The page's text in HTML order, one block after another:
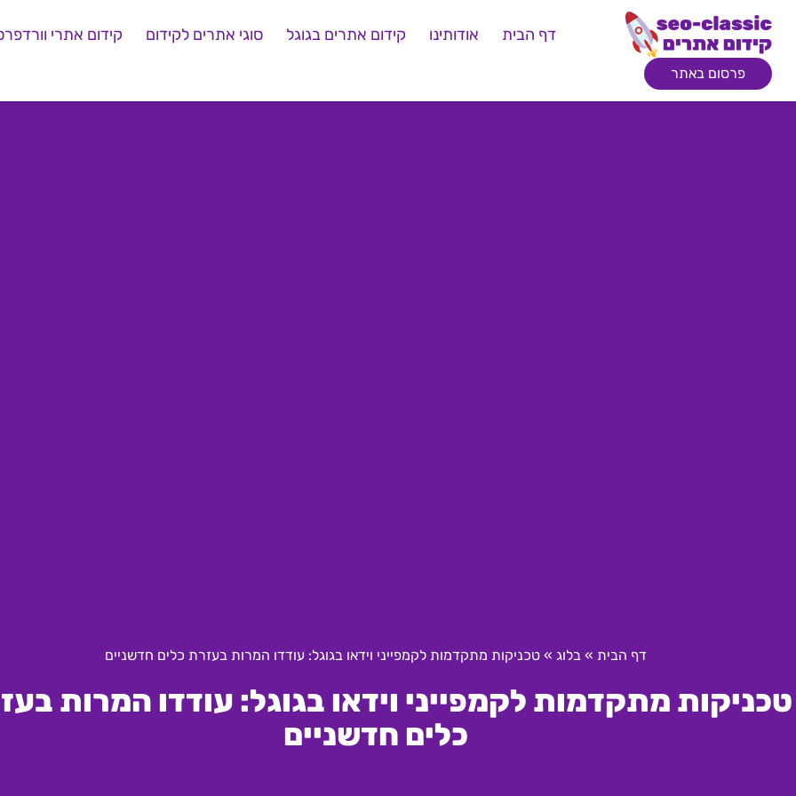
דף הבית אודותינו קידום אתרים בגוגל סוגי אתרים לקידום קידום אתרי
פרסום באתר
דף הבית » בלוג » טכניקות מתקדמות לקמפייני וידאו בגוגל: עודדו המרות בעזרת כלים חדשניים
טכניקות מתקדמות לקמפייני וידאו בגוגל: עודדו המרות
כלים חדשניים